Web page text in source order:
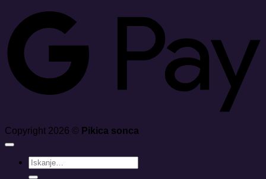
Copyright 2026 © Pikica sonca
Išči: